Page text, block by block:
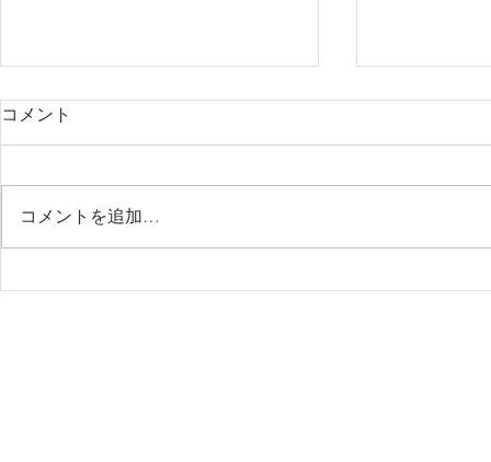
東北地方建築探訪
西行庵茶室
コメント
コメントを追加…